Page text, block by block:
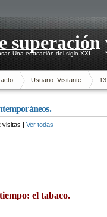
superación
Una educación del siglo XXI
Usuario: Visitante
visitas | Ver todas
el tabaco.